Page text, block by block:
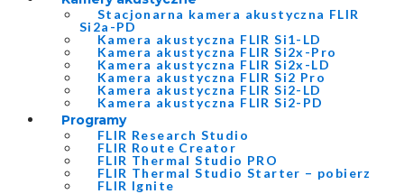
Stacjonarna kamera akustyczna FLIR
Si2a-PD
Kamera akustyczna FLIR Si1-LD
Kamera akustyczna FLIR Si2x-Pro
Kamera akustyczna FLIR Si2x-LD
Kamera akustyczna FLIR Si2 Pro
Kamera akustyczna FLIR Si2-LD
Kamera akustyczna FLIR Si2-PD
Programy
FLIR Research Studio
FLIR Route Creator
FLIR Thermal Studio PRO
FLIR Thermal Studio Starter – pobierz
FLIR Ignite